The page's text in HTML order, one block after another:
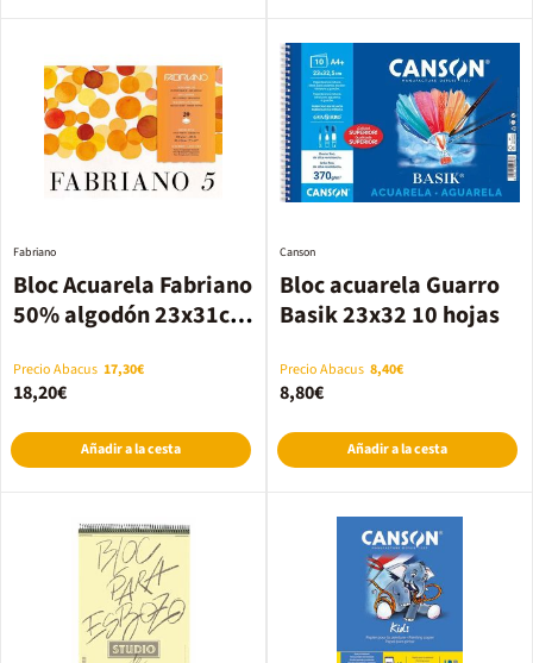
Bloc Acuarela Fabriano
50% algodón 23x31cm
Fabriano
Precio Abacus 17,30€
18,20€
Añadir a la cesta
Bloc acuarela Guarro
Basik 23x32 10 hojas
Canson
Precio Abacus 8,40€
8,80€
Añadir a la cesta